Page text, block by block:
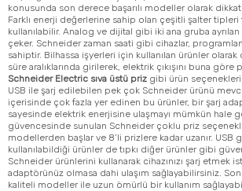
konusunda son derece başarılı modeller olarak
Farklı enerji değerlerine sahip olan çeşitli şalter tipleri
kullanılabilir. Analog ve dijital gibi iki ana gruba
çeker. Schneider zaman saati gibi cihazlar,
sahiptir. Bilhassa işyerleri için kullanılan ürünler
süre aralıklarında girilerek, elektrik çıkışını buna
Schneider Electric sıva üstü priz gibi ürün
USB ile şarj edilebilen pek çok Schneider ürünü
içerisinde çok fazla yer edinen bu ürünler, bir şarj
sayesinde elektrik enerjisine ulaşmayı mümkün hale
güvencesinde sunulan Schneider çoklu priz
modellerden başlar ve 8’li prizlere kadar uzanır. USB
kullanılabildiği ürünler de tıpkı diğer ürünler gibi
Schneider ürünlerini kullanarak cihazınızı şarj etmek
adaptörünüz olmasa dahi ulaşım sağlayabilirsiniz.
kaliteli modeller ile uzun ömürlü bir kullanım